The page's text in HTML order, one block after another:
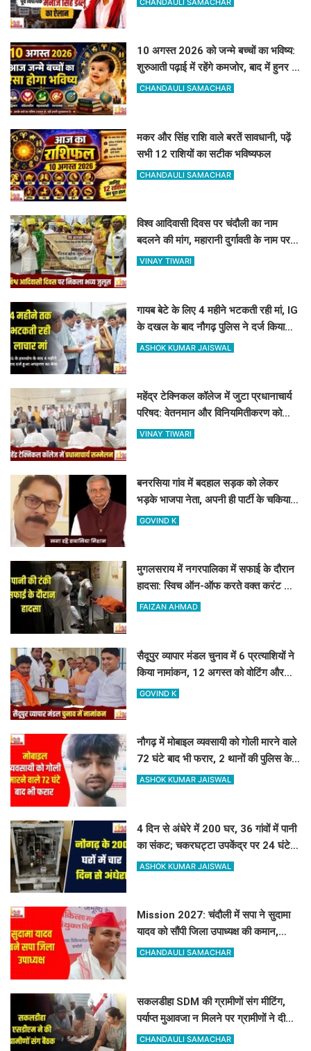
10 अगस्त 2026 को जन्मे बच्चों का भविष्य:
शुरुआती पढ़ाई में रहेंगे कमजोर, बाद में हुनर से
करेंगे कमाल
CHANDAULI SAMACHAR
मकर और सिंह राशि वाले बरतें सावधानी, पढ़ें
सभी 12 राशियों का सटीक भविष्यफल
CHANDAULI SAMACHAR
विश्व आदिवासी दिवस पर चंदौली का नाम
बदलने की मांग, महारानी दुर्गावती के नाम पर
रखने की उठी मांग
VINAY TIWARI
गायब बेटे के लिए 4 महीने भटकती रही मां, IG
के दखल के बाद नौगढ़ पुलिस ने दर्ज किया
अपहरण का केस
ASHOK KUMAR JAISWAL
महेंद्र टेक्निकल कॉलेज में जुटा प्रधानाचार्य
परिषद: वेतनमान और विनियमितीकरण को
लेकर पास हुए 4 बड़े प्रस्ताव
VINAY TIWARI
बनरसिया गांव में बदहाल सड़क को लेकर
भड़के भाजपा नेता, अपनी ही पार्टी के चकिया
विधायक पर लगाए कई आरोप
GOVIND K
मुगलसराय में नगरपालिका में सफाई के दौरान
हादसा: स्विच ऑन-ऑफ करते वक्त करंट की
चपेट में आए राजेश, अस्पताल पहुंचने से पहले
FAIZAN AHMAD
सैदूपुर व्यापार मंडल चुनाव में 6 प्रत्याशियों ने
किया नामांकन, 12 अगस्त को वोटिंग और
नतीजे
GOVIND K
नौगढ़ में मोबाइल व्यवसायी को गोली मारने वाले
72 घंटे बाद भी फरार, 2 थानों की पुलिस के
हाथ खाली
ASHOK KUMAR JAISWAL
4 दिन से अंधेरे में 200 घर, 36 गांवों में पानी
का संकट; चकरघट्टा उपकेंद्र पर 24 घंटे में
ताला लगाने का अल्टीमेटम
ASHOK KUMAR JAISWAL
Mission 2027: चंदौली में सपा ने सुदामा
यादव को सौंपी जिला उपाध्यक्ष की कमान,
मजबूत होगा संगठन
CHANDAULI SAMACHAR
सकलडीहा SDM की ग्रामीणों संग मीटिंग,
पर्याप्त मुआवजा न मिलने पर ग्रामीणों ने दी
आंदोलन की चेतावनी
CHANDAULI SAMACHAR